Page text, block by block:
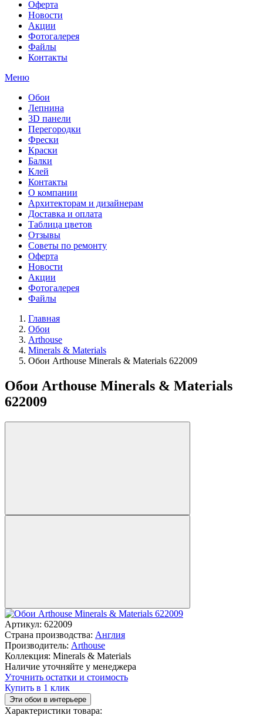
Оферта
Новости
Акции
Фотогалерея
Файлы
Контакты
Меню
Обои
Лепнина
3D панели
Перегородки
Фрески
Краски
Балки
Клей
Контакты
О компании
Архитекторам и дизайнерам
Доставка и оплата
Таблица цветов
Отзывы
Советы по ремонту
Оферта
Новости
Акции
Фотогалерея
Файлы
Главная
Обои
Arthouse
Minerals & Materials
Обои Arthouse Minerals & Materials 622009
Обои Arthouse Minerals & Materials
622009
Артикул: 622009
Страна производства: Англия
Производитель: Arthouse
Коллекция: Minerals & Materials
Наличие уточняйте у менеджера
Уточнить остатки и стоимость
Купить в 1 клик
Эти обои в интерьере
Характеристики товара: